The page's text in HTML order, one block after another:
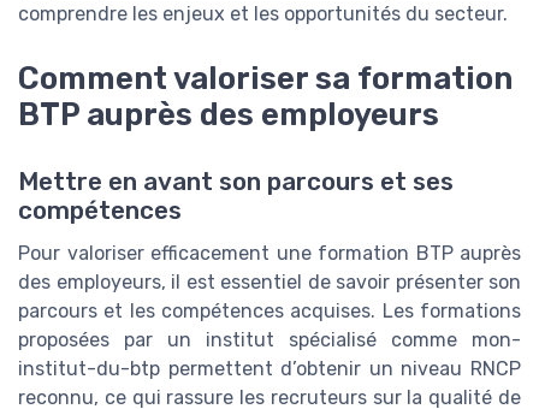
comprendre les enjeux et les opportunités du secteur.
Comment valoriser sa formation
BTP auprès des employeurs
Mettre en avant son parcours et ses
compétences
Pour valoriser efficacement une formation BTP auprès
des employeurs, il est essentiel de savoir présenter son
parcours et les compétences acquises. Les formations
proposées par un institut spécialisé comme mon-
institut-du-btp permettent d’obtenir un niveau RNCP
reconnu, ce qui rassure les recruteurs sur la qualité de